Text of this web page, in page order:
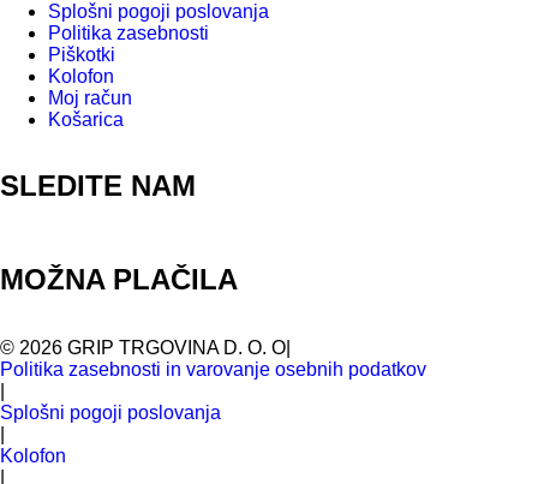
Splošni pogoji poslovanja
Politika zasebnosti
Piškotki
Kolofon
Moj račun
Košarica
SLEDITE NAM
MOŽNA PLAČILA
© 2026 GRIP TRGOVINA D. O. O
Politika zasebnosti in varovanje osebnih podatkov
Splošni pogoji poslovanja
Kolofon